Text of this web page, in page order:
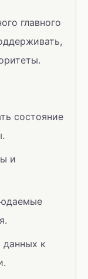
главного
состояние
и
данных к